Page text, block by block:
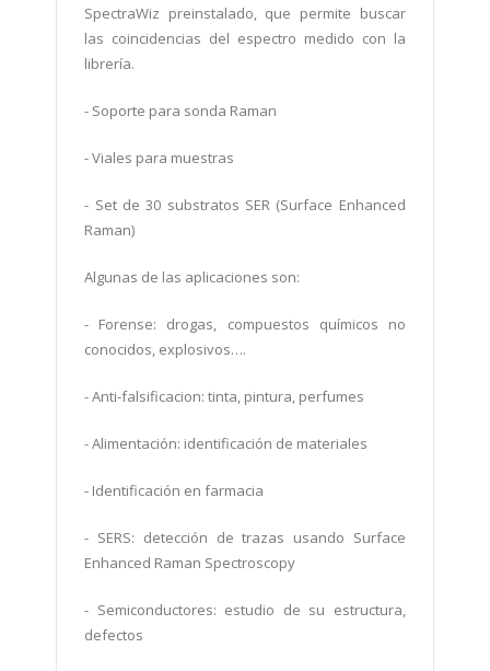
SpectraWiz preinstalado, que permite buscar
las coincidencias del espectro medido con la
librería.
- Soporte para sonda Raman
- Viales para muestras
- Set de 30 substratos SER (Surface Enhanced
Raman)
Algunas de las aplicaciones son:
- Forense: drogas, compuestos químicos no
conocidos, explosivos….
-Anti-falsificacion: tinta, pintura, perfumes
-Alimentación: identificación de materiales
- Identificación en farmacia
- SERS: detección de trazas usando Surface
Enhanced Raman Spectroscopy
- Semiconductores: estudio de su estructura,
defectos